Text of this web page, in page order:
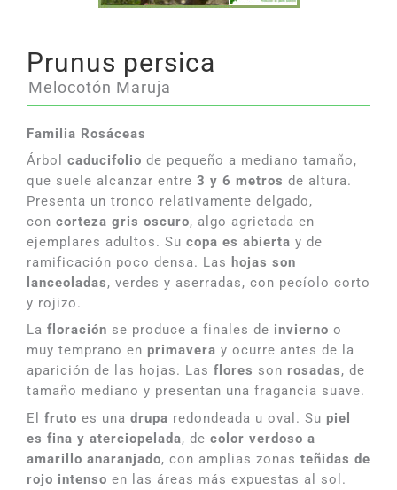
Prunus persica
Melocotón Maruja
Familia Rosáceas
Árbol caducifolio de pequeño a mediano tamaño,
que suele alcanzar entre 3 y 6 metros de altura.
Presenta un tronco relativamente delgado,
con corteza gris oscuro, algo agrietada en
ejemplares adultos. Su copa es abierta y de
ramificación poco densa. Las hojas son
lanceoladas, verdes y aserradas, con pecíolo corto
y rojizo.
La floración se produce a finales de invierno o
muy temprano en primavera y ocurre antes de la
aparición de las hojas. Las flores son rosadas, de
tamaño mediano y presentan una fragancia suave.
El fruto es una drupa redondeada u oval. Su piel
es fina y aterciopelada, de color verdoso a
amarillo anaranjado, con amplias zonas teñidas de
rojo intenso en las áreas más expuestas al sol.